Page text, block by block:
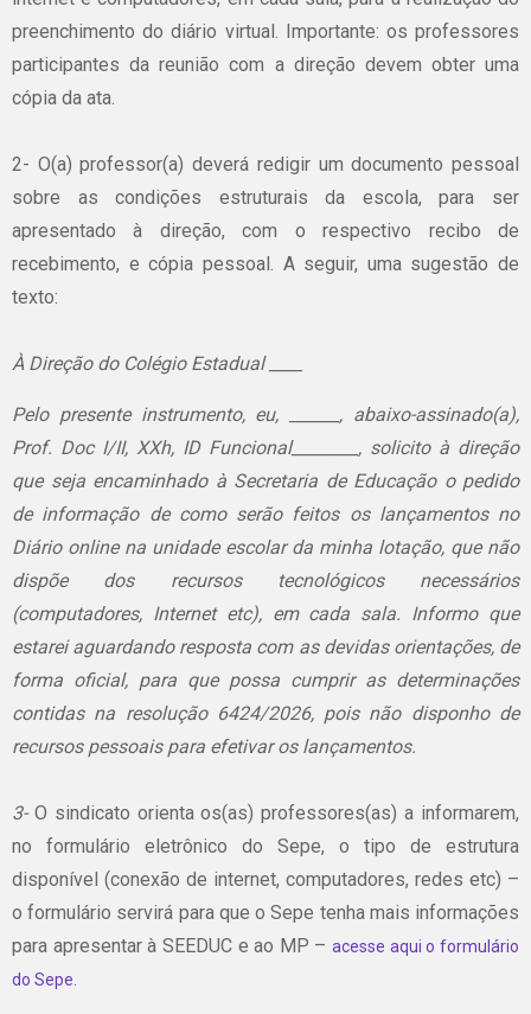
preenchimento do diário virtual. Importante: os professores
participantes da reunião com a direção devem obter uma
cópia da ata.
2- O(a) professor(a) deverá redigir um documento pessoal
sobre as condições estruturais da escola, para ser
apresentado à direção, com o respectivo recibo de
recebimento, e cópia pessoal. A seguir, uma sugestão de
texto:
À Direção do Colégio Estadual ____
Pelo presente instrumento, eu, ______, abaixo-assinado(a),
Prof. Doc I/II, XXh, ID Funcional________, solicito à direção
que seja encaminhado à Secretaria de Educação o pedido
de informação de como serão feitos os lançamentos no
Diário online na unidade escolar da minha lotação, que não
dispõe dos recursos tecnológicos necessários
(computadores, Internet etc), em cada sala. Informo que
estarei aguardando resposta com as devidas orientações, de
forma oficial, para que possa cumprir as determinações
contidas na resolução 6424/2026, pois não disponho de
recursos pessoais para efetivar os lançamentos.
3- O sindicato orienta os(as) professores(as) a informarem,
no formulário eletrônico do Sepe, o tipo de estrutura
disponível (conexão de internet, computadores, redes etc) –
o formulário servirá para que o Sepe tenha mais informações
para apresentar à SEEDUC e ao MP –acesse aqui o formulário
do Sepe.